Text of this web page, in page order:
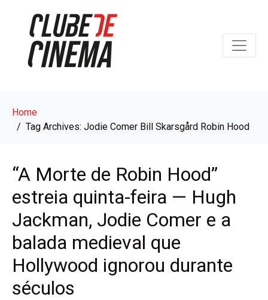
Home
Tag Archives: Jodie Comer Bill Skarsgård Robin Hood
“A Morte de Robin Hood”
estreia quinta-feira — Hugh
Jackman, Jodie Comer e a
balada medieval que
Hollywood ignorou durante
séculos